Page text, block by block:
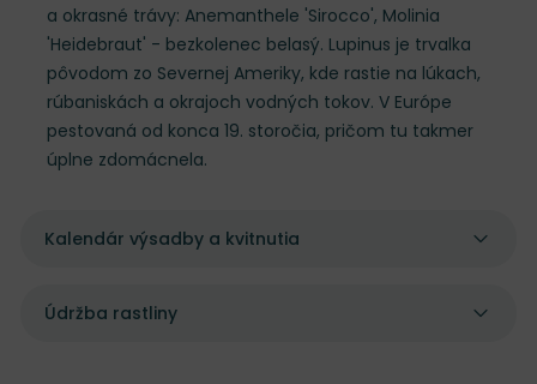
a okrasné trávy: Anemanthele 'Sirocco', Molinia
'Heidebraut' - bezkolenec belasý. Lupinus je trvalka
pôvodom zo Severnej Ameriky, kde rastie na lúkach,
rúbaniskách a okrajoch vodných tokov. V Európe
pestovaná od konca 19. storočia, pričom tu takmer
úplne zdomácnela.
Kalendár výsadby a kvitnutia
Údržba rastliny